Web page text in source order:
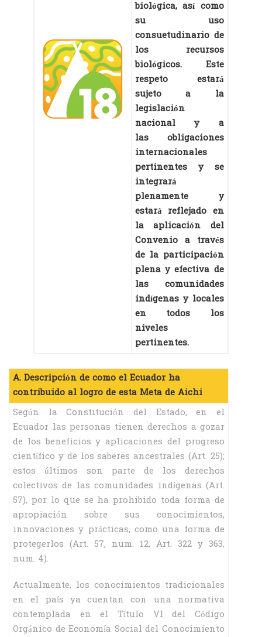
biológica, así como
su uso
consuetudinario de
los recursos
biológicos. Este
respeto estará
sujeto a la
legislación
nacional y a
las obligaciones
internacionales
pertinentes y se
integrará
plenamente y
estará reflejado en
la aplicación del
Convenio a través
de la participación
plena y efectiva de
las comunidades
indígenas y locales
en todos los
niveles
pertinentes.
A. Descripción de como el Ecuador ha
contribuido al logro de esta Meta de Aichi
Según la Constitución del Estado, en el
Ecuador las personas tienen derechos a gozar
de los beneficios y aplicaciones del progreso
científico y de los saberes ancestrales (Art. 25);
estos últimos son parte de los derechos
colectivos de las comunidades indígenas (Art.
57), por lo que se ha prohibido toda forma de
apropiación sobre sus conocimientos,
innovaciones y prácticas, como una forma de
protegerlos (Art. 57, num. 12, Art. 322 y 363,
num. 4).
Actualmente, los conocimientos tradicionales
en el país ya cuentan con una normativa
contemplada en el Título VI del Código
Orgánico de Economía Social del Conocimiento